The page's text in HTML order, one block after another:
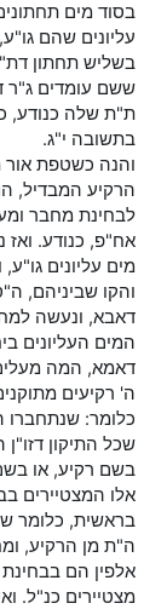
בסוד מים
עליונים שהם
בשליש תחתון
ששם עומדים ג"ר
ת"ת שלה כנודע,
בתשובה י"ג.
והנה כשטפת
הרקיע המבדיל,
לבחינת מחבר
אח"פ, כנודע.
מים עליונים
והקו שביניהם,
דאבא, ונעשה
המים העליונים
דאמא, המה מעלים
ה' רקיעים
כלומר: שנתחברו
שכל התיקון
בשם רקיע, או בשם
אלו המצטיירים
בראשית, כלומר
ה"ת מן הרקיע,
אלפין הם
מצטיירים כנ"ל.